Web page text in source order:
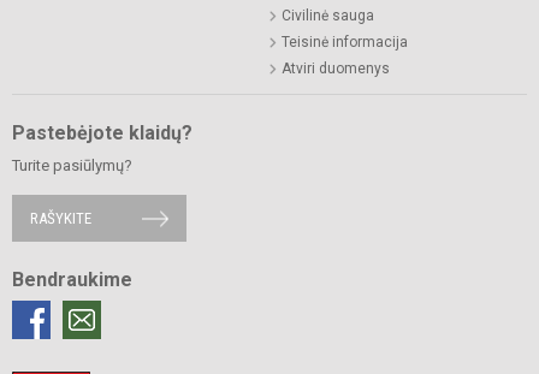
Civilinė sauga
Teisinė informacija
Atviri duomenys
Pastebėjote klaidų?
Turite pasiūlymų?
RAŠYKITE
Bendraukime